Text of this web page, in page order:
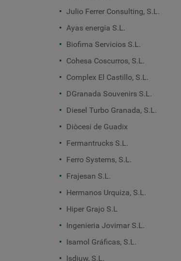
Julio Ferrer Consulting, S.L.
Ayas energia S.L.
Biofima Servicios S.L.
Cohesa Coscurros, S.L.
Complex El Castillo, S.L.
DGranada Souvenirs S.L.
Diesel Turbo Granada, S.L.
Diòcesi de Guadix
Fermantrucks S.L.
Ferro Systems, S.L.
Frajesan S.L.
Hermanos Urquiza, S.L.
Hiper Grajo S.L
Ingenieria Jovimar S.L.
Isamol Gráficas, S.L.
Isdiuw, S.L.